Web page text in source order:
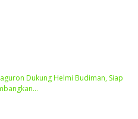
Dukung Helmi Budiman, Siap